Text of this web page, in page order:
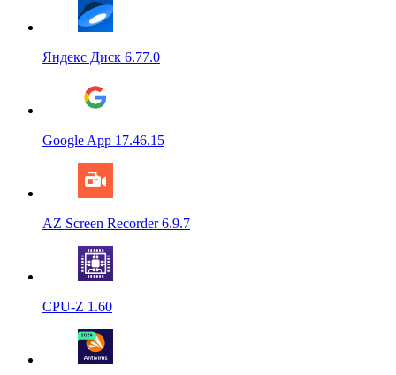
Яндекс Диск 6.77.0
Google App 17.46.15
AZ Screen Recorder 6.9.7
CPU-Z 1.60